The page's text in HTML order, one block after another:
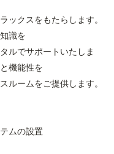
ックスをもたらします。
識を
ルでサポートいたしま
機能性を
ルームをご提供します。
ムの設置